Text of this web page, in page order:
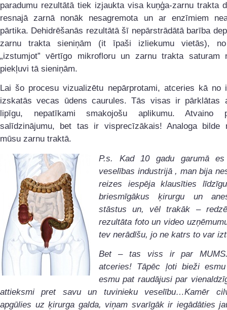
paradumu rezultātā tiek izjaukta visa kuņģa-zarnu trakta
resnajā zarnā nonāk nesagremota un ar enzīmiem
pārtika. Dehidrēšanās rezultātā šī nepārstrādātā barība
zarnu trakta sieniņām (it īpaši izliekumu vietās),
„izstumjot” vērtīgo mikrofloru un zarnu trakta saturam
piekļuvi tā sieniņām.
Lai šo procesu vizualizētu nepārprotami, atceries kā no
izskatās vecas ūdens caurules. Tās visas ir pārklātas
lipīgu, nepatīkami smakojošu aplikumu. Atvaino
salīdzinājumu, bet tas ir visprecīzākais! Analoga bilde
mūsu zarnu traktā.
P.s. Kad 10 gadu garumā es
veselības industrijā , man bija
reizes iespēja klausīties
briesmīgākus ķirurgu un
stāstus un, vēl trakāk –
rezultāta foto un video
tev nerādīšu, jo ne katrs to var
Bet – tas viss ir par
atceries! Tāpēc ļoti bieži
esmu pat raudājusi par
attieksmi pret savu un tuvinieku veselību…Kamēr
apgūlies uz ķirurga galda, viņam svarīgāk ir iegādāties